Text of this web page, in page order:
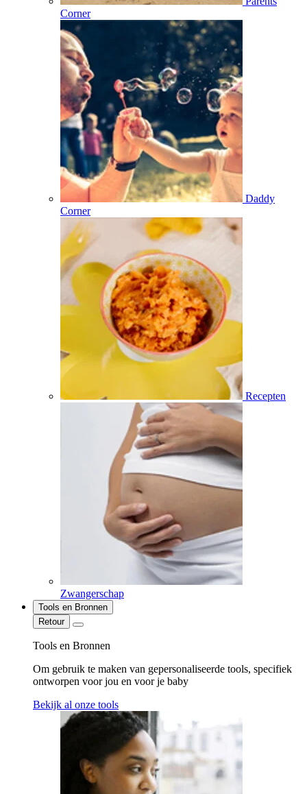
Corner
Daddy
Corner
Recepten
Zwangerschap
Tools en Bronnen
Retour
Tools en Bronnen
Om gebruik te maken van gepersonaliseerde tools, specifiek
ontworpen voor jou en voor je baby
Bekijk al onze tools